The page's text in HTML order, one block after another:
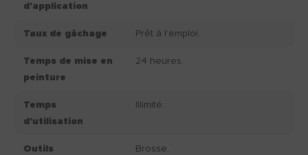
d'application
Taux de gâchage Prêt à l'emploi.
Temps de mise en
peinture
24 heures.
Temps
d'utilisation
Illimité.
Outils
Brosse.